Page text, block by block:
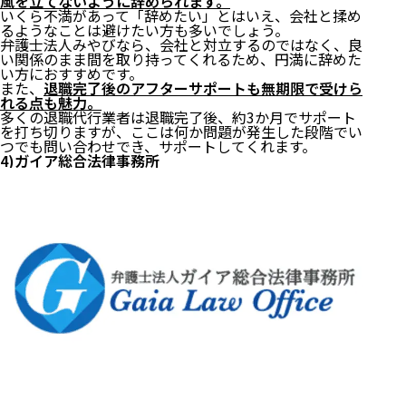
いくら不満があって「辞めたい」とはいえ、会社と揉め
るようなことは避けたい方も多いでしょう。
弁護士法人みやびなら、会社と対立するのではなく、良
い関係のまま間を取り持ってくれるため、円満に辞めた
い方におすすめです。
また、 退職完了後のアフターサポートも無期限で受けら
れる点も魅力。
多くの退職代行業者は退職完了後、約3か月でサポート
を打ち切りますが、ここは何か問題が発生した段階でい
つでも問い合わせでき、サポートしてくれます。
4)ガイア総合法律事務所